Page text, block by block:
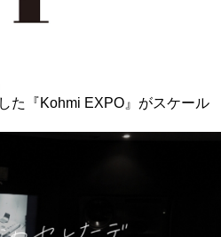
た『Kohmi EXPO』がスケール